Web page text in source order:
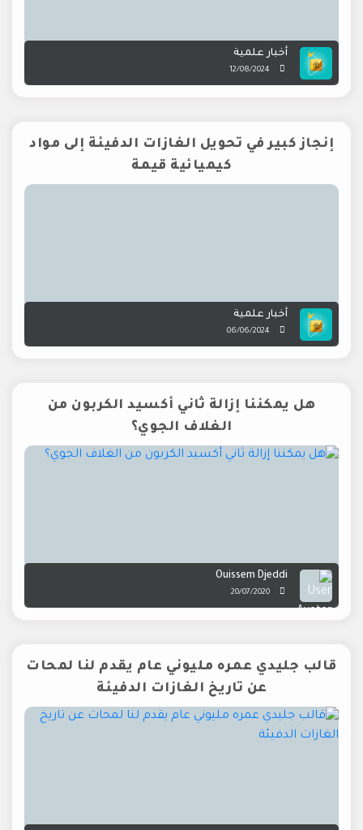
أخبار علمية
12/08/2024
إنجاز كبير في تحويل الغازات الدفيئة إلى مواد
كيميائية قيمة
أخبار علمية
06/06/2024
هل يمكننا إزالة ثاني أكسيد الكربون من
الغلاف الجوي؟
Ouissem Djeddi
20/07/2020
قالب جليدي عمره مليوني عام يقدم لنا لمحات
عن تاريخ الغازات الدفيئة